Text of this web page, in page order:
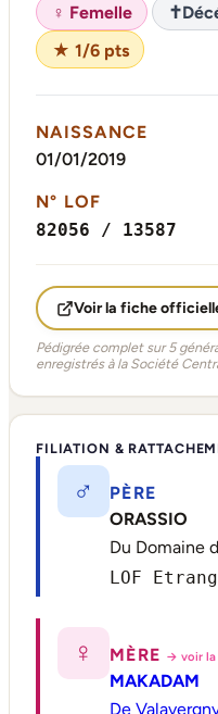
♀ Femelle ✝
★ 1/6 pts
NAISSANCE
01/01/2019
N° LOF
82056 / 13587
Voir la fiche
Pédigrée complet sur 5
enregistrés à la Société
FILIATION &
♂
PÈRE
ORASSIO
Du Domaine
LOF
♀ MÈRE → voir la
MAKADAM
De